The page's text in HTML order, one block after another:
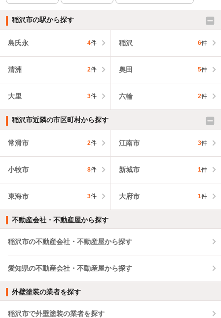
稲沢市の駅から探す
島氏永 4件 稲沢 6件
清洲 2件 奥田 5件
大里 3件 六輪 2件
稲沢市近隣の市区町村から探す
常滑市 2件 江南市 3件
小牧市 8件 新城市 1件
東海市 3件 大府市 1件
不動産会社・不動産屋から探す
稲沢市の不動産会社・不動産屋から探す
愛知県の不動産会社・不動産屋から探す
外壁塗装の業者を探す
稲沢市で外壁塗装の業者を探す